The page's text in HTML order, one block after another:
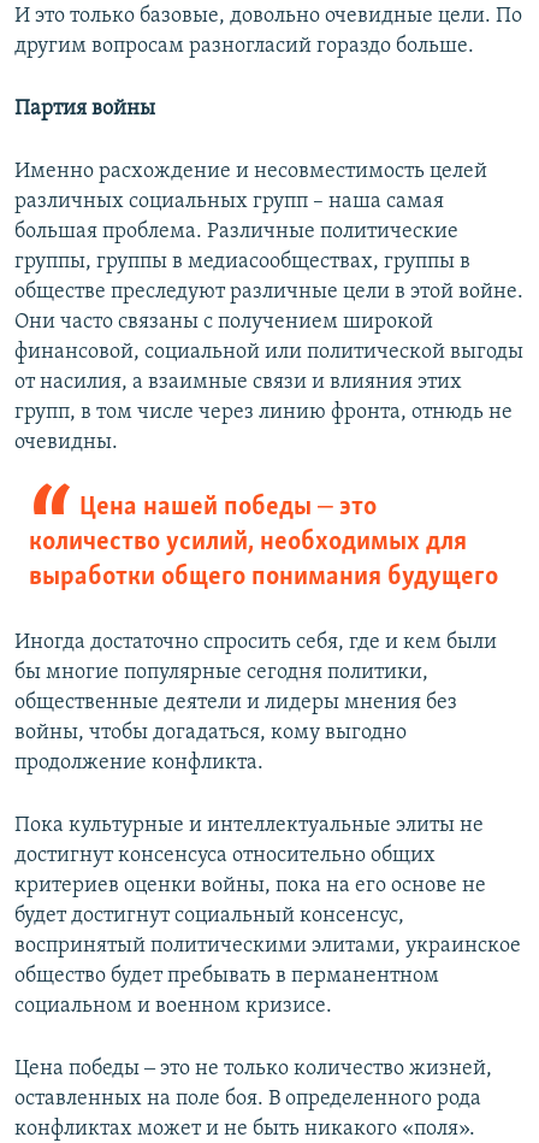
И это только базовые, довольно очевидные цели. По
другим вопросам разногласий гораздо больше.
Партия войны
Именно расхождение и несовместимость целей
различных социальных групп – наша самая
большая проблема. Различные политические
группы, группы в медиасообществах, группы в
обществе преследуют различные цели в этой войне.
Они часто связаны с получением широкой
финансовой, социальной или политической выгоды
от насилия, а взаимные связи и влияния этих
групп, в том числе через линию фронта, отнюдь не
очевидны.
Цена нашей победы ‒ это
количество усилий, необходимых для
выработки общего понимания будущего
Иногда достаточно спросить себя, где и кем были
бы многие популярные сегодня политики,
общественные деятели и лидеры мнения без
войны, чтобы догадаться, кому выгодно
продолжение конфликта.
Пока культурные и интеллектуальные элиты не
достигнут консенсуса относительно общих
критериев оценки войны, пока на его основе не
будет достигнут социальный консенсус,
воспринятый политическими элитами, украинское
общество будет пребывать в перманентном
социальном и военном кризисе.
Цена победы ‒ это не только количество жизней,
оставленных на поле боя. В определенного рода
конфликтах может и не быть никакого «поля».